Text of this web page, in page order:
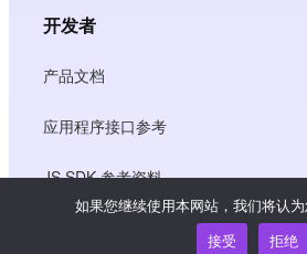
开发者
产品文档
应用程序接口参考
JS SDK 参考资料
如果您继续使用本网站，我们将认为
接受
拒绝